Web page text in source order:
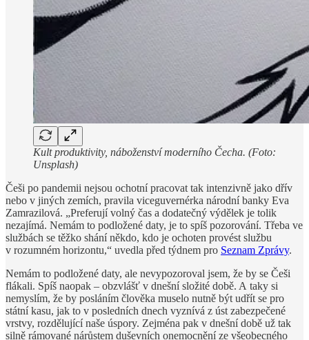
Kult produktivity, náboženství moderního Čecha. (Foto:
Unsplash)
Češi po pandemii nejsou ochotní pracovat tak intenzivně jako dřív
nebo v jiných zemích, pravila viceguvernérka národní banky Eva
Zamrazilová. „Preferují volný čas a dodatečný výdělek je tolik
nezajímá. Nemám to podložené daty, je to spíš pozorování. Třeba ve
službách se těžko shání někdo, kdo je ochoten provést službu
v rozumném horizontu,“ uvedla před týdnem pro Seznam Zprávy.
Nemám to podložené daty, ale nevypozoroval jsem, že by se Češi
flákali. Spíš naopak – obzvlášť v dnešní složité době. A taky si
nemyslím, že by posláním člověka muselo nutně být udřít se pro
státní kasu, jak to v posledních dnech vyznívá z úst zabezpečené
vrstvy, rozdělující naše úspory. Zejména pak v dnešní době už tak
silně rámované nárůstem duševních onemocnění ze všeobecného